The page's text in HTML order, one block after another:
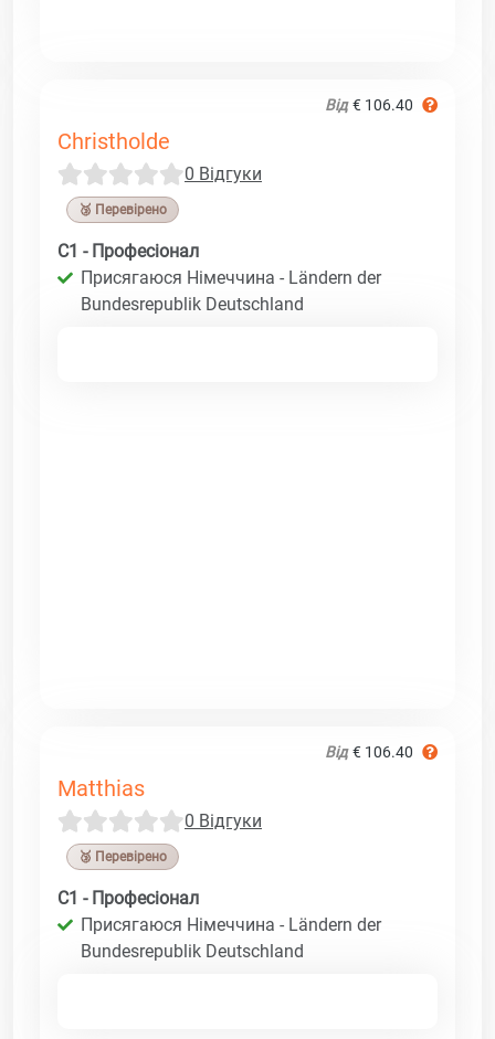
Від € 106.40
Christholde
0 Відгуки
🥉 Перевірено
C1 - Професіонал
Присягаюся Німеччина - Ländern der
Bundesrepublik Deutschland
Від € 106.40
Matthias
0 Відгуки
🥉 Перевірено
C1 - Професіонал
Присягаюся Німеччина - Ländern der
Bundesrepublik Deutschland